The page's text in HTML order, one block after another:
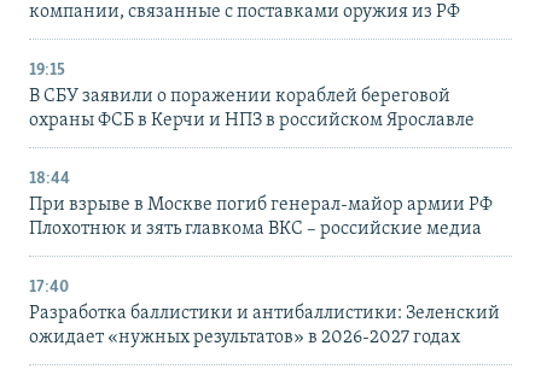
компании, связанные с поставками оружия из РФ
19:15
В СБУ заявили о поражении кораблей береговой
охраны ФСБ в Керчи и НПЗ в российском Ярославле
18:44
При взрыве в Москве погиб генерал-майор армии РФ
Плохотнюк и зять главкома ВКС – российские медиа
17:40
Разработка баллистики и антибаллистики: Зеленский
ожидает «нужных результатов» в 2026-2027 годах